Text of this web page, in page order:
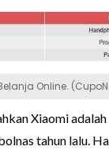
Online.
Xiaomi
tahun lalu.